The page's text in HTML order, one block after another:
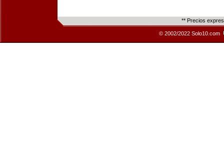
** Precios
© 2002/2022 Solo10.com